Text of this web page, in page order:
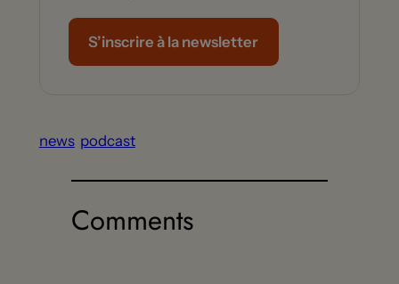
S’inscrire à la newsletter
news podcast
Comments